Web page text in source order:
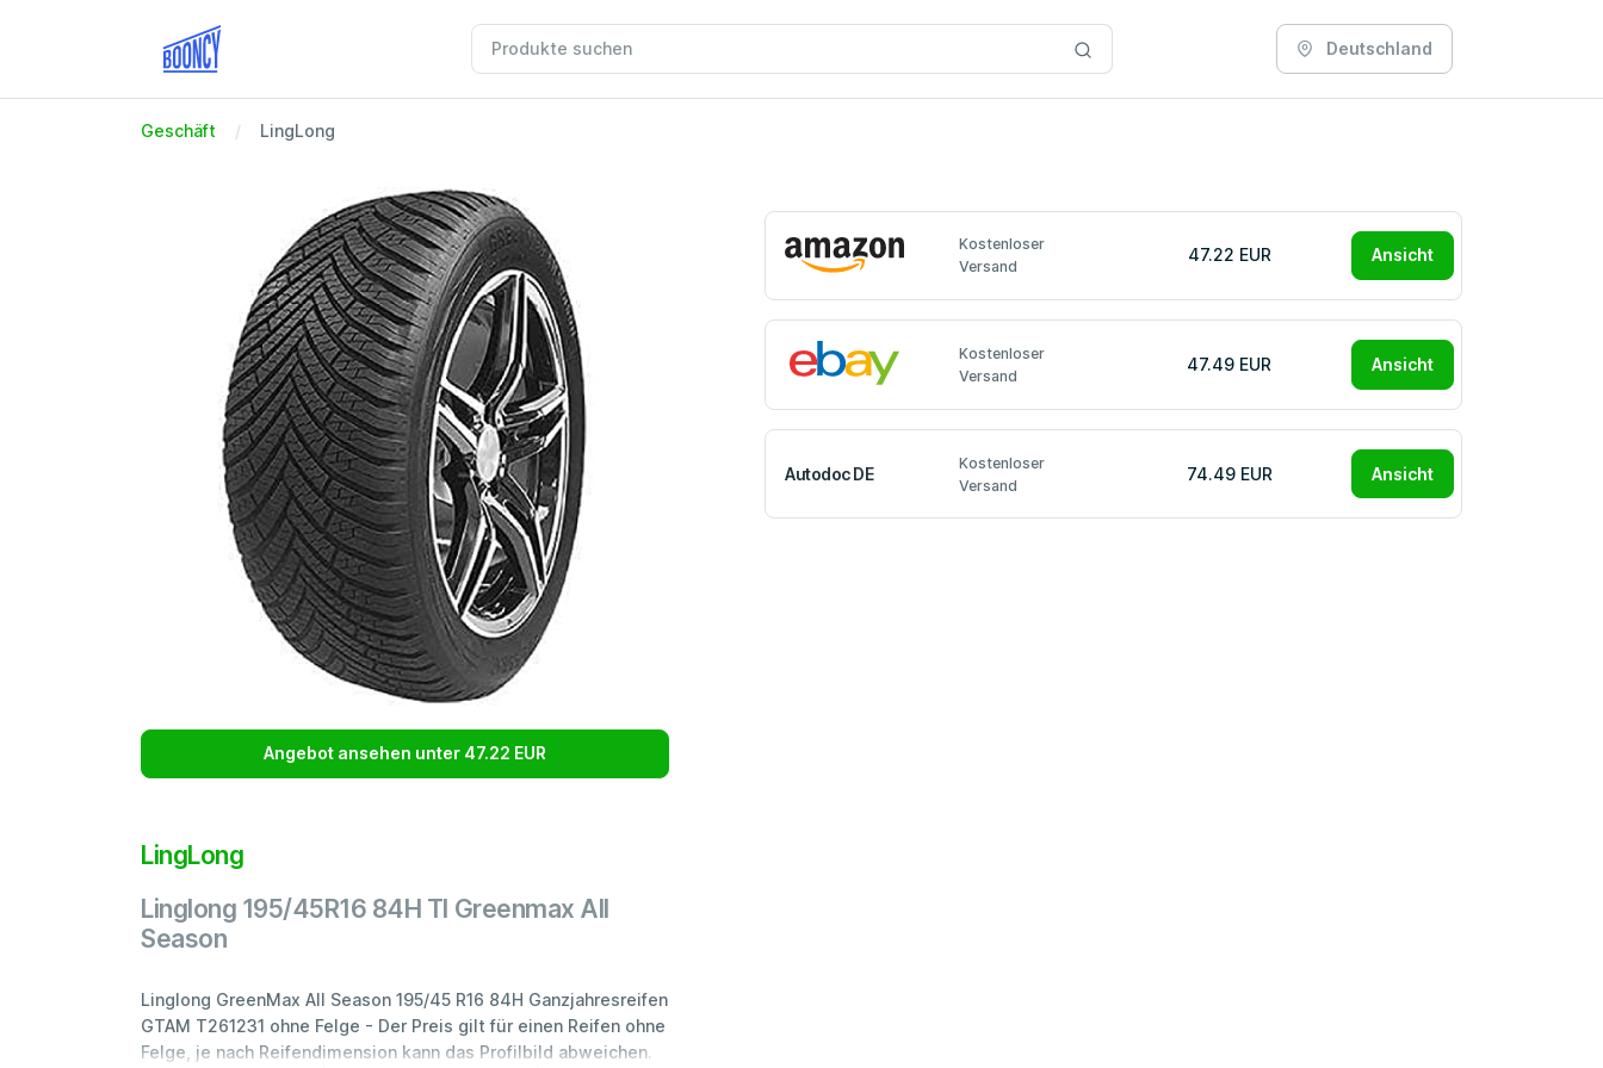
Deutschland
Geschäft LingLong
Angebot ansehen unter 47.22 EUR
LingLong
Linglong 195/45R16 84H Tl Greenmax All
Season
Linglong GreenMax All Season 195/45 R16 84H Ganzjahresreifen
GTAM T261231 ohne Felge - Der Preis gilt für einen Reifen ohne
Felge, je nach Reifendimension kann das Profilbild abweichen.
Kostenloser
Versand
47.22 EUR Ansicht
Kostenloser
Versand
47.49 EUR Ansicht
Autodoc DE
Kostenloser
Versand
74.49 EUR Ansicht